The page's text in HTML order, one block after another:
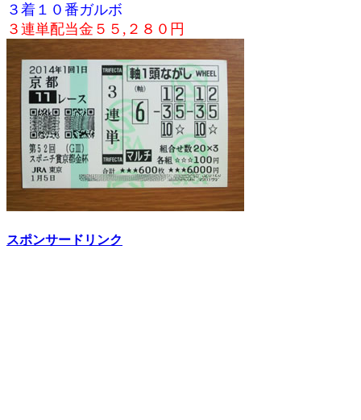
３着１０番ガルボ
３連単配当金５５,２８０円
スポンサードリンク